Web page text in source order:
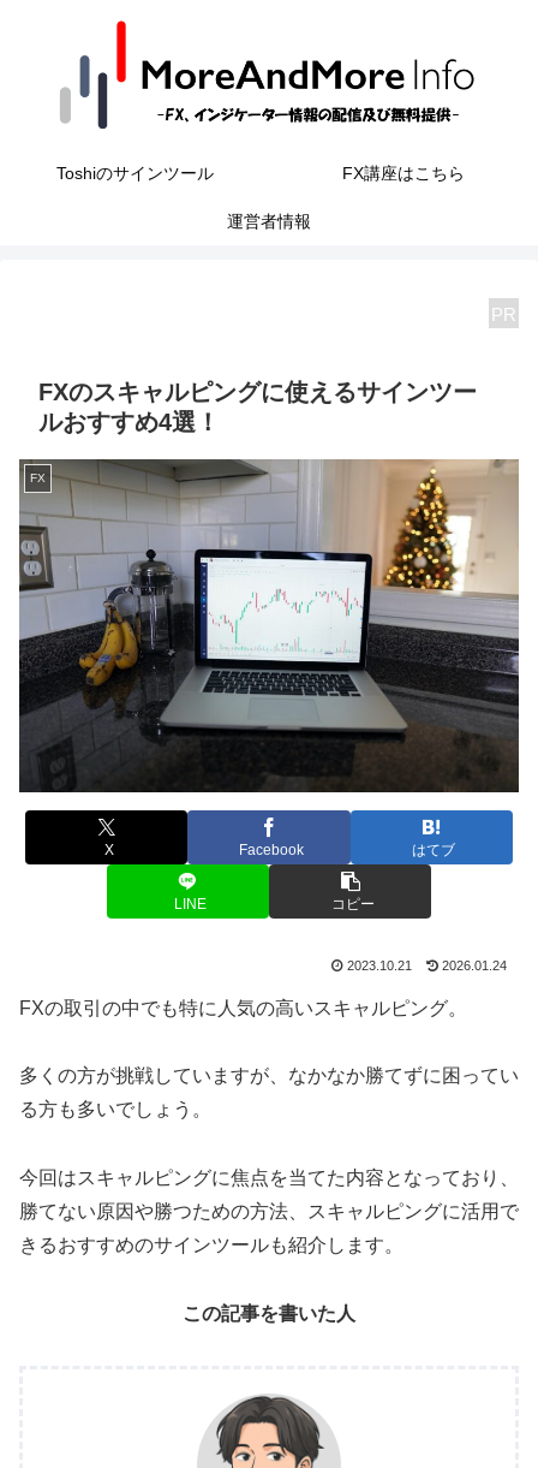
Toshiのサインツール FX講座はこちら
運営者情報
PR
FXのスキャルピングに使えるサインツー
ルおすすめ4選！
FX
X Facebook はてブ
LINE コピー
2023.10.21 2026.01.24
FXの取引の中でも特に人気の高いスキャルピング。
多くの方が挑戦していますが、なかなか勝てずに困ってい
る方も多いでしょう。
今回はスキャルピングに焦点を当てた内容となっており、
勝てない原因や勝つための方法、スキャルピングに活用で
きるおすすめのサインツールも紹介します。
この記事を書いた人